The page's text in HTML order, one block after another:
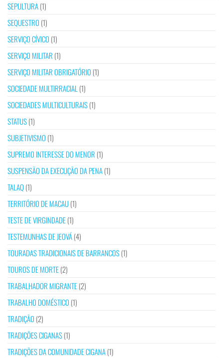
SEPULTURA(1)
SEQUESTRO (1)
SERVIÇO CÍVICO (1)
SERVIÇO MILITAR (1)
SERVIÇO MILITAR OBRIGATÓRIO (1)
SOCIEDADE MULTIRRACIAL (1)
SOCIEDADES MULTICULTURAIS(1)
STATUS(1)
SUBJETIVISMO (1)
SUPREMO INTERESSE DO MENOR (1)
SUSPENSÃO DA EXECUÇÃO DA PENA(1)
TALAQ(1)
TERRITÓRIO DE MACAU(1)
TESTE DE VIRGINDADE(1)
TESTEMUNHAS DE JEOVÁ(4)
TOURADAS TRADICIONAIS DE BARRANCOS(1)
TOUROS DE MORTE(2)
TRABALHADOR MIGRANTE(2)
TRABALHO DOMÉSTICO (1)
TRADIÇÃO (2)
TRADIÇÕES CIGANAS(1)
TRADIÇÕES DA COMUNIDADE CIGANA(1)